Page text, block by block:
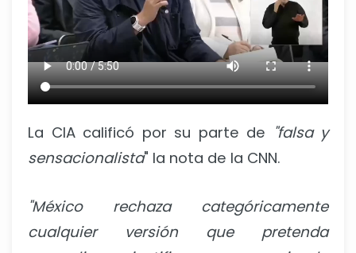
La CIA calificó por su parte de "falsa y
sensacionalista" la nota de la CNN.
"México rechaza categóricamente
cualquier versión que pretenda